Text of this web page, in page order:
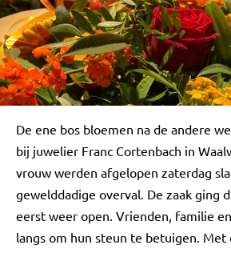
De ene bos bloemen na de andere
bij juwelier Franc Cortenbach in
vrouw werden afgelopen zaterdag
gewelddadige overval. De zaak ging
eerst weer open. Vrienden, familie
langs om hun steun te betuigen.